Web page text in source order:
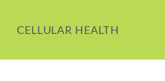
CELLULAR HEALTH